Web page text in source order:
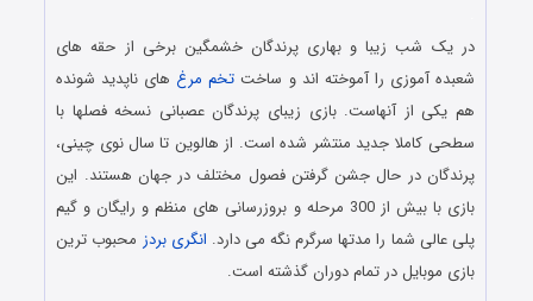
در یک شب زیبا و بهاری پرندگان خشمگین برخی از حقه های
شعبده آموزی را آموخته اند و ساخت تخم مرغ های ناپدید شونده
هم یکی از آنهاست. بازی زیبای پرندگان عصبانی نسخه فصلها با
سطحی کاملا جدید منتشر شده است. از هالوین تا سال نوی چینی،
پرندگان در حال جشن گرفتن فصول مختلف در جهان هستند. این
بازی با بیش از 300 مرحله و بروزرسانی های منظم و رایگان و گیم
پلی عالی شما را مدتها سرگرم نگه می دارد. انگری بردز محبوب ترین
بازی موبایل در تمام دوران گذشته است.